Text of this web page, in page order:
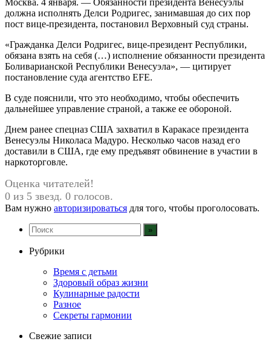
должна исполнять Делси Родригес, занимавшая до сих пор
пост вице-президента, постановил Верховный суд страны.
«Гражданка Делси Родригес, вице-президент Республики,
обязана взять на себя (…) исполнение обязанности президента
Боливарианской Республики Венесуэла», — цитирует
постановление суда агентство EFE.
В суде пояснили, что это необходимо, чтобы обеспечить
дальнейшее управление страной, а также ее обороной.
Днем ранее спецназ США захватил в Каракасе президента
Венесуэлы Николаса Мадуро. Несколько часов назад его
доставили в США, где ему предъявят обвинение в участии в
наркоторговле.
Оценка читателей!
0 из 5 звезд. 0 голосов.
Вам нужно авторизироваться для того, чтобы проголосовать.
Рубрики
Время с детьми
Здоровый образ жизни
Кулинарные радости
Разное
Секреты гармонии
Свежие записи